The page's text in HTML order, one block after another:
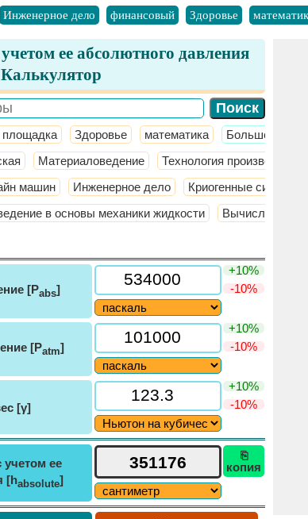
Инженерное дело финансовый Здоровье
ее абсолютного давления
Калькулятор
площадка Здоровье математика ​Больше >>
Материаловедение Технология производства
машин Инженерное дело Криогенные системы
в основы механики жидкости
[Pabs]
+10%
-10%
[Patm]
+10%
-10%
[γ]
+10%
-10%
ее
[habsolute]
⎘
копия